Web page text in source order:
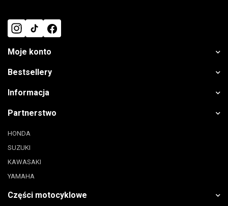
Moje konto
Bestsellery
Informacja
Partnerstwo
HONDA
SUZUKI
KAWASAKI
YAMAHA
Części motocyklowe